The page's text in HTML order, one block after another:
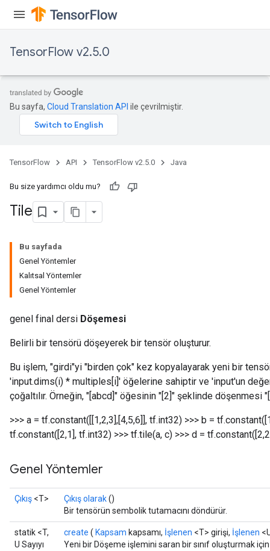
TensorFlow v2.5.0
Bu sayfa, Cloud Translation API ile çevrilmiştir.
TensorFlow API TensorFlow v2.5.0 Java
Bu size yardımcı oldu mu?
Tile
Bu sayfada
Genel Yöntemler
Kalıtsal Yöntemler
Genel Yöntemler
genel final dersi Döşemesi
Belirli bir tensörü döşeyerek bir tensör oluşturur.
Bu işlem, "girdi"yi "birden çok" kez kopyalayarak yeni bir
'input.dims(i) * multiples[i]' öğelerine sahiptir ve 'input'un
çoğaltılır. Örneğin, "[abcd]" öğesinin "[2]" şeklinde döşenmesi
>>> a = tf.constant([[1,2,3],[4,5,6]], tf.int32) >>> b =
tf.constant([2,1], tf.int32) >>> tf.tile(a, c) >>> d =
Genel Yöntemler
Çıkış <T> Çıkış olarak()
Bir tensörün sembolik tutamacını döndürür.
statik <T,
U Sayıyı
create ( Kapsam kapsamı, İşlenen <T> girişi, İşlenen
Yeni bir Döşeme işlemini saran bir sınıf oluşturmak